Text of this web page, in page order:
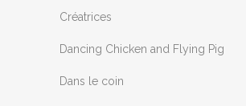
Créatrices
Dancing Chicken and Flying Pig
Dans le coin